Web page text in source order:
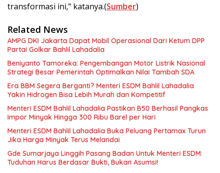
transformasi ini,” katanya.(Sumber)
Related News
AMPG DKI Jakarta Dapat Mobil Operasional Dari Ketum DPP
Partai Golkar Bahlil Lahadalia
Beniyanto Tamoreka: Pengembangan Motor Listrik Nasional
Strategi Besar Pemerintah Optimalkan Nilai Tambah SDA
Era BBM Segera Berganti? Menteri ESDM Bahlil Lahadalia
Yakin Hidrogen Bisa Lebih Murah dan Kompetitif
Menteri ESDM Bahlil Lahadalia Pastikan B50 Berhasil Pangkas
Impor Minyak Hingga 300 Ribu Barel per Hari
Menteri ESDM Bahlil Lahadalia Buka Peluang Pertamax Turun
Jika Harga Minyak Terus Melandai
Gde Sumarjaya Linggih Pasang Badan Untuk Menteri ESDM:
Tuduhan Harus Berdasar Bukti, Bukan Asumsi!